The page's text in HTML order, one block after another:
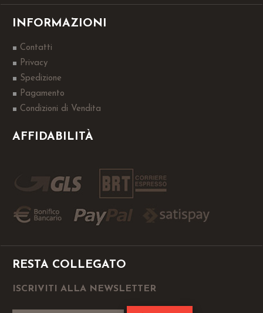
INFORMAZIONI
Contatti
Privacy
Spedizione
Pagamento
Condizioni di Vendita
AFFIDABILITÀ
RESTA COLLEGATO
ISCRIVITI ALLA NEWSLETTER